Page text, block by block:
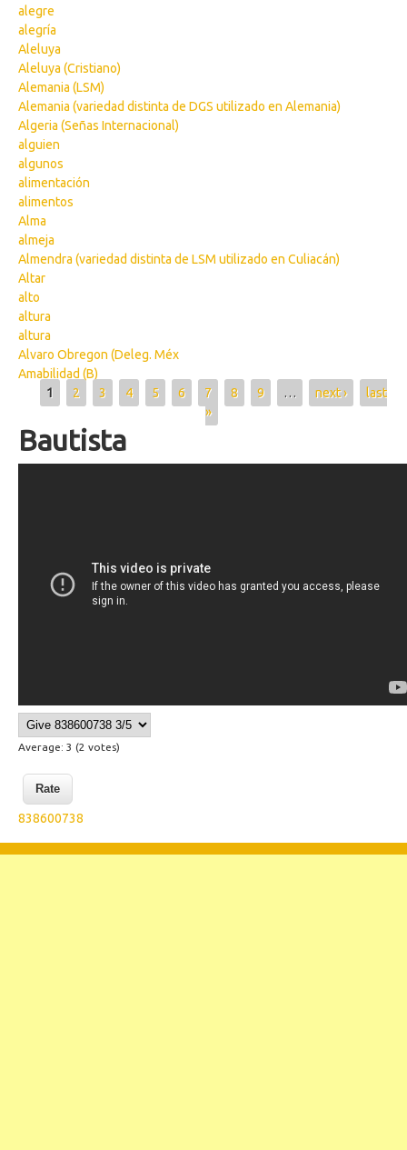
alegre
alegría
Aleluya
Aleluya (Cristiano)
Alemania (LSM)
Alemania (variedad distinta de DGS utilizado en Alemania)
Algeria (Señas Internacional)
alguien
algunos
alimentación
alimentos
Alma
almeja
Almendra (variedad distinta de LSM utilizado en Culiacán)
Altar
alto
altura
altura
Alvaro Obregon (Deleg. Méx
Amabilidad (B)
Pages
1 2 3 4 5 6 7 8 9 … next ›
last
»
Bautista
Average: 3 (2 votes)
838600738